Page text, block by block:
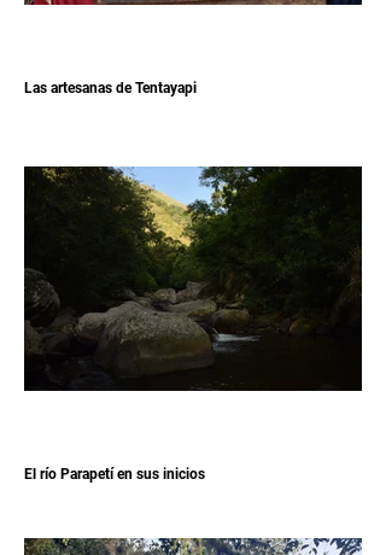
Las artesanas de Tentayapi
El río Parapetí en sus inicios